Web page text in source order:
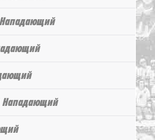
Нападающий
Нападающий